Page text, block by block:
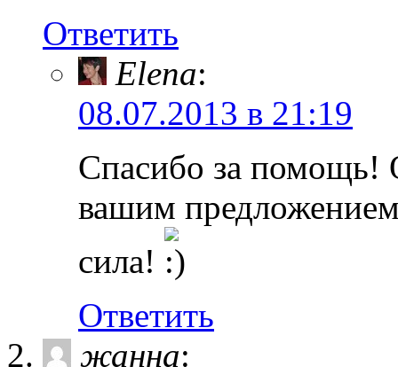
Ответить
Elena:
08.07.2013 в 21:19
Спасибо за помощь!
вашим
сила!
Ответить
жанна: